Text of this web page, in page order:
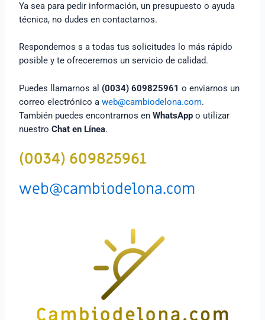
Ya sea para pedir información, un presupuesto o ayuda
técnica, no dudes en contactarnos.
Respondemos s a todas tus solicitudes lo más rápido
posible y te ofreceremos un servicio de calidad.
Puedes llamarnos al (0034) 609825961 o enviarnos un
correo electrónico aweb@cambiodelona.com.
También puedes encontrarnos enWhatsAppo utilizar
nuestroChat en Línea.
(0034) 609825961
web@cambiodelona.com